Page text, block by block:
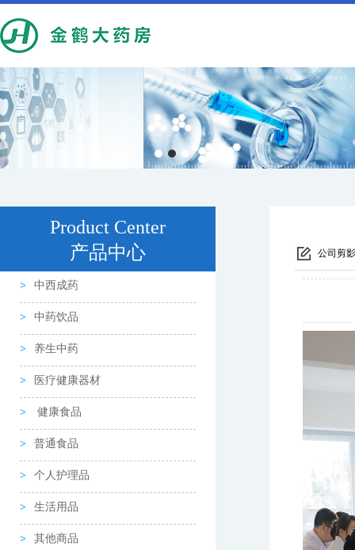
Product Center
产品中心
中西成药
中药饮品
养生中药
医疗健康器材
健康食品
普通食品
个人护理品
生活用品
其他商品
公司剪影